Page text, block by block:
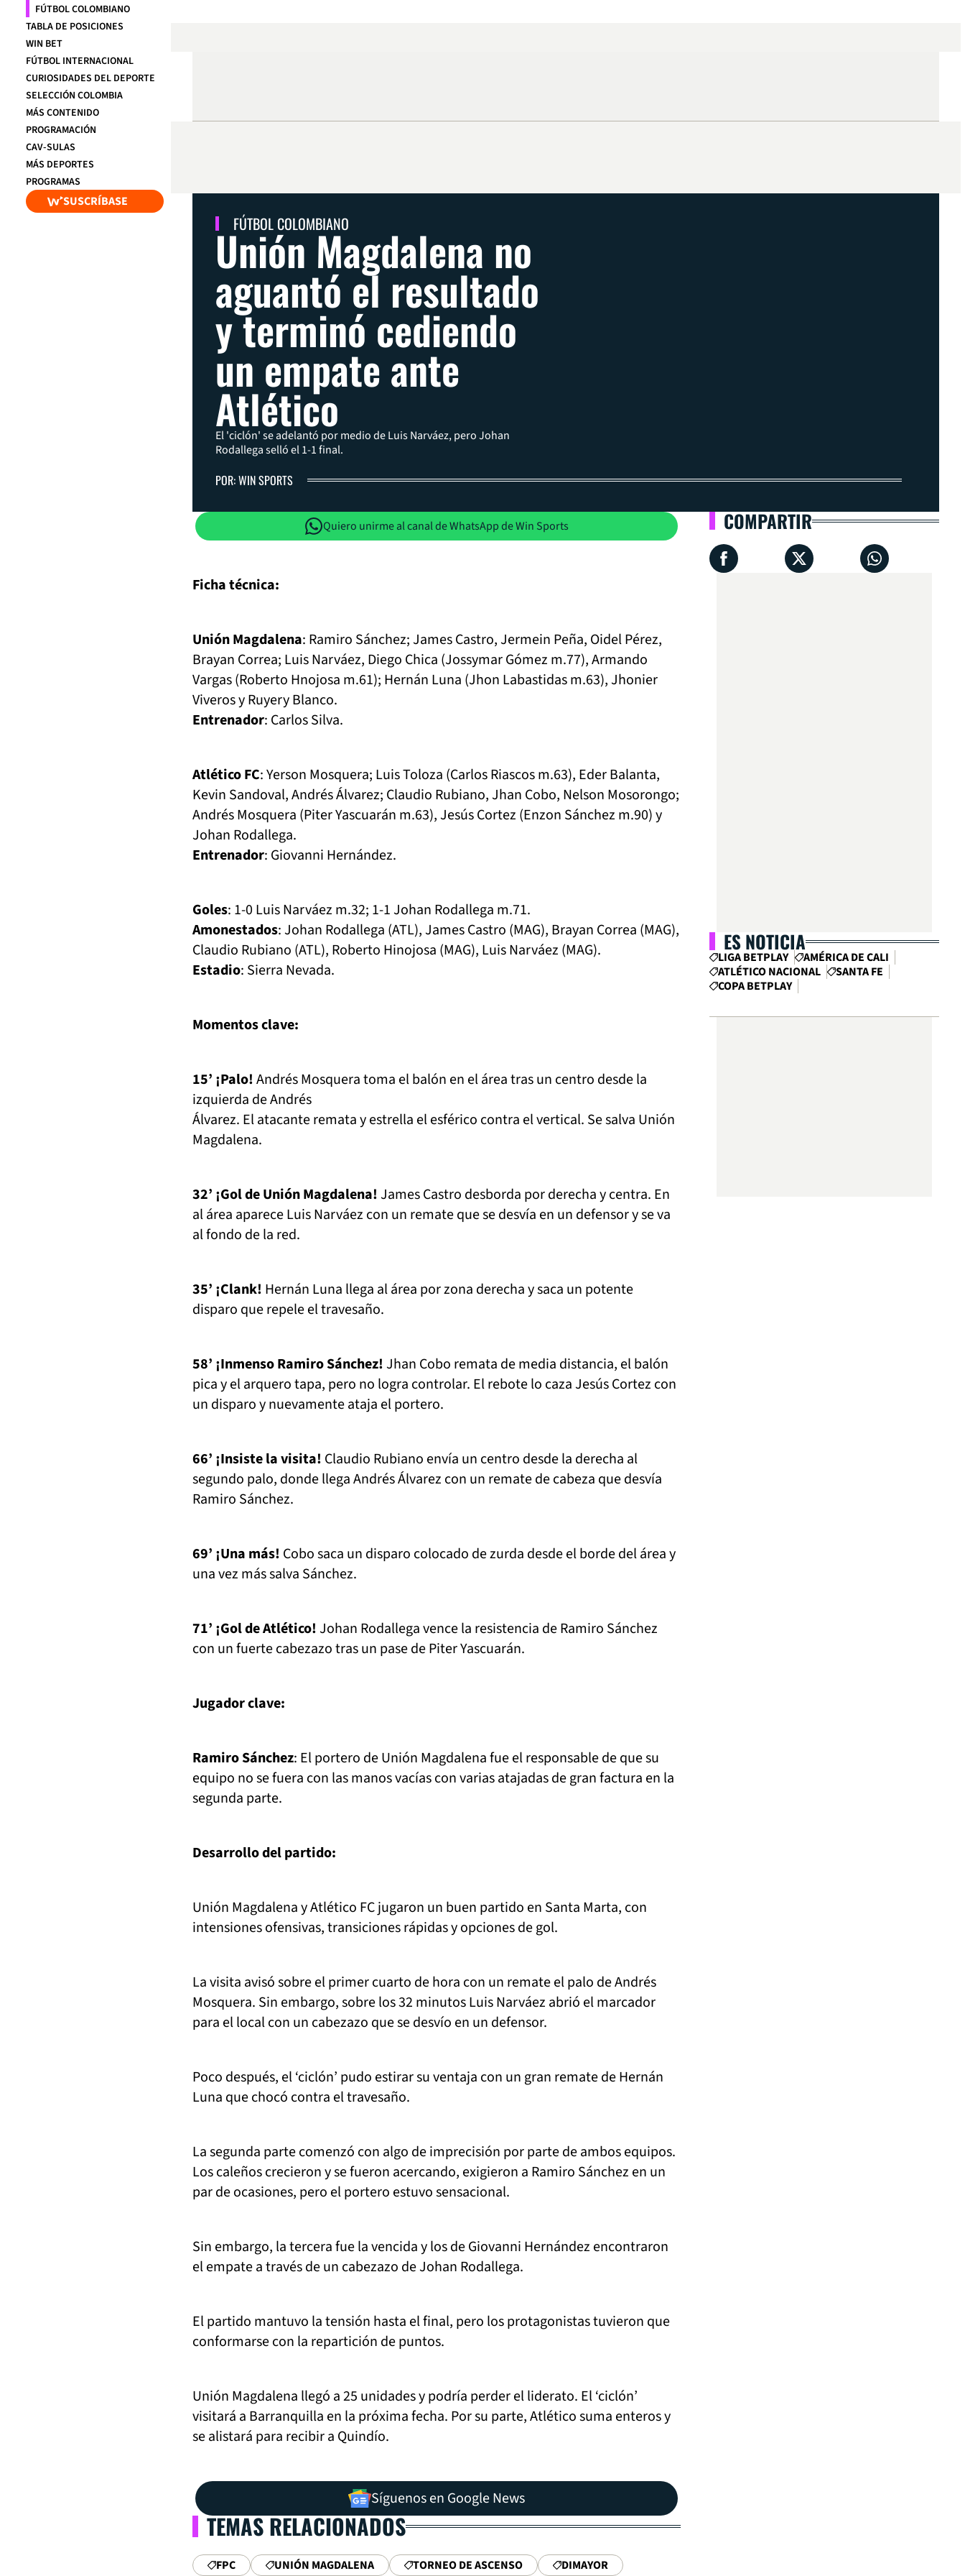
FÚTBOL COLOMBIANO
TABLA DE POSICIONES
WIN BET
FÚTBOL INTERNACIONAL
CURIOSIDADES DEL DEPORTE
SELECCIÓN COLOMBIA
MÁS CONTENIDO
PROGRAMACIÓN
CAV-SULAS
MÁS DEPORTES
PROGRAMAS
SUSCRÍBASE
FÚTBOL COLOMBIANO
Unión Magdalena no
aguantó el resultado
y terminó cediendo
un empate ante
Atlético
El 'ciclón' se adelantó por medio de Luis Narváez, pero Johan
Rodallega selló el 1-1 final.
POR: WIN SPORTS
Quiero unirme al canal de WhatsApp de Win Sports
Ficha técnica:
Unión Magdalena: Ramiro Sánchez; James Castro, Jermein Peña, Oidel Pérez,
Brayan Correa; Luis Narváez, Diego Chica (Jossymar Gómez m.77), Armando
Vargas (Roberto Hnojosa m.61); Hernán Luna (Jhon Labastidas m.63), Jhonier
Viveros y Ruyery Blanco.
Entrenador: Carlos Silva.
Atlético FC: Yerson Mosquera; Luis Toloza (Carlos Riascos m.63), Eder Balanta,
Kevin Sandoval, Andrés Álvarez; Claudio Rubiano, Jhan Cobo, Nelson Mosorongo;
Andrés Mosquera (Piter Yascuarán m.63), Jesús Cortez (Enzon Sánchez m.90) y
Johan Rodallega.
Entrenador: Giovanni Hernández.
Goles: 1-0 Luis Narváez m.32; 1-1 Johan Rodallega m.71.
Amonestados: Johan Rodallega (ATL), James Castro (MAG), Brayan Correa (MAG),
Claudio Rubiano (ATL), Roberto Hinojosa (MAG), Luis Narváez (MAG).
Estadio: Sierra Nevada.
Momentos clave:
15’ ¡Palo!Andrés Mosquera toma el balón en el área tras un centro desde la
izquierda de Andrés
Álvarez. El atacante remata y estrella el esférico contra el vertical. Se salva Unión
Magdalena.
32’ ¡Gol de Unión Magdalena!James Castro desborda por derecha y centra. En
al área aparece Luis Narváez con un remate que se desvía en un defensor y se va
al fondo de la red.
35’ ¡Clank! Hernán Luna llega al área por zona derecha y saca un potente
disparo que repele el travesaño.
58’ ¡Inmenso Ramiro Sánchez!Jhan Cobo remata de media distancia, el balón
pica y el arquero tapa, pero no logra controlar. El rebote lo caza Jesús Cortez con
un disparo y nuevamente ataja el portero.
66’ ¡Insiste la visita! Claudio Rubiano envía un centro desde la derecha al
segundo palo, donde llega Andrés Álvarez con un remate de cabeza que desvía
Ramiro Sánchez.
69’ ¡Una más! Cobo saca un disparo colocado de zurda desde el borde del área y
una vez más salva Sánchez.
71’ ¡Gol de Atlético!Johan Rodallega vence la resistencia de Ramiro Sánchez
con un fuerte cabezazo tras un pase de Piter Yascuarán.
Jugador clave:
Ramiro Sánchez: El portero de Unión Magdalena fue el responsable de que su
equipo no se fuera con las manos vacías con varias atajadas de gran factura en la
segunda parte.
Desarrollo del partido:
Unión Magdalena y Atlético FC jugaron un buen partido en Santa Marta, con
intensiones ofensivas, transiciones rápidas y opciones de gol.
La visita avisó sobre el primer cuarto de hora con un remate el palo de Andrés
Mosquera. Sin embargo, sobre los 32 minutos Luis Narváez abrió el marcador
para el local con un cabezazo que se desvío en un defensor.
Poco después, el ‘ciclón’ pudo estirar su ventaja con un gran remate de Hernán
Luna que chocó contra el travesaño.
La segunda parte comenzó con algo de imprecisión por parte de ambos equipos.
Los caleños crecieron y se fueron acercando, exigieron a Ramiro Sánchez en un
par de ocasiones, pero el portero estuvo sensacional.
Sin embargo, la tercera fue la vencida y los de Giovanni Hernández encontraron
el empate a través de un cabezazo de Johan Rodallega.
El partido mantuvo la tensión hasta el final, pero los protagonistas tuvieron que
conformarse con la repartición de puntos.
Unión Magdalena llegó a 25 unidades y podría perder el liderato. El ‘ciclón’
visitará a Barranquilla en la próxima fecha. Por su parte, Atlético suma enteros y
se alistará para recibir a Quindío.
Síguenos en Google News
TEMAS RELACIONADOS
FPC UNIÓN MAGDALENA TORNEO DE ASCENSO DIMAYOR
COMPARTIR
ES NOTICIA
LIGA BETPLAY
AMÉRICA DE CALI
ATLÉTICO NACIONAL
SANTA FE
COPA BETPLAY